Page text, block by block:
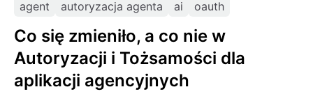
agent autoryzacja agenta ai oauth
Co się zmieniło, a co nie w
Autoryzacji i Tożsamości dla
aplikacji agencyjnych